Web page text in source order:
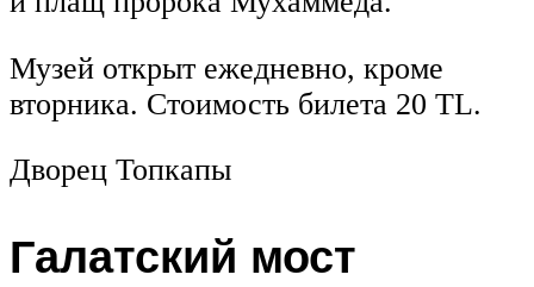
Музей открыт ежедневно, кроме
вторника. Стоимость билета 20 TL.
Дворец Топкапы
Галатский мост